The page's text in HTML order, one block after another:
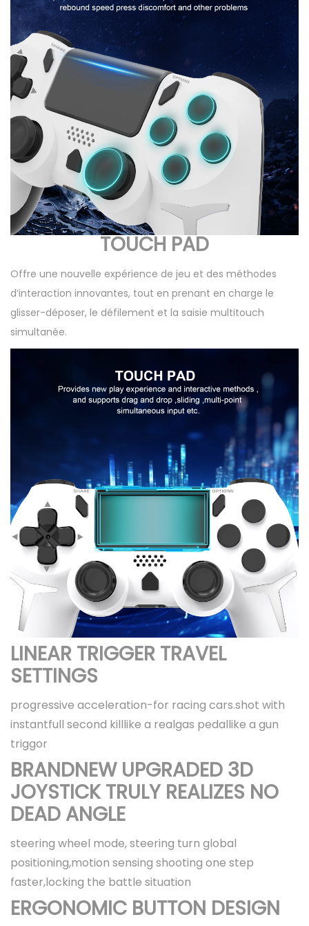
TOUCH PAD
Offre une nouvelle expérience de jeu et des méthodes
d’interaction innovantes, tout en prenant en charge le
glisser-déposer, le défilement et la saisie multitouch
simultanée.
LINEAR TRIGGER TRAVEL
SETTINGS
progressive acceleration-for racing cars.shot with
instantfull second killlike a realgas pedallike a gun
triggor
BRANDNEW UPGRADED 3D
JOYSTICK TRULY REALIZES NO
DEAD ANGLE
steering wheel mode, steering turn global
positioning,motion sensing shooting one step
faster,locking the battle situation
ERGONOMIC BUTTON DESIGN